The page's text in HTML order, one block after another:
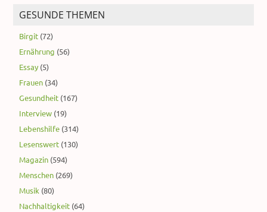
GESUNDE THEMEN
Birgit (72)
Ernährung (56)
Essay (5)
Frauen (34)
Gesundheit (167)
Interview (19)
Lebenshilfe (314)
Lesenswert (130)
Magazin (594)
Menschen (269)
Musik (80)
Nachhaltigkeit (64)